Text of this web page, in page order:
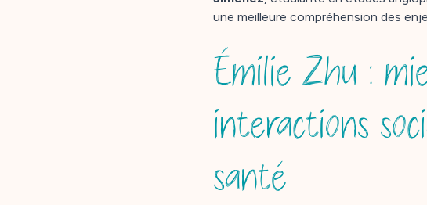
une meilleure compréhension des
Émilie Zhu :
interactions
santé